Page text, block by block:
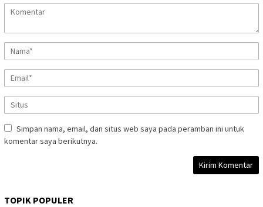
Simpan nama, email, dan situs web saya pada peramban ini untuk
komentar saya berikutnya.
TOPIK POPULER